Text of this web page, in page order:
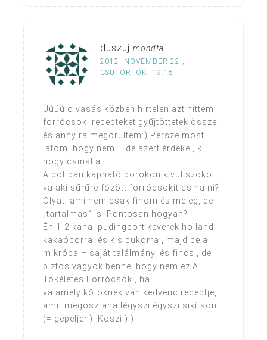
duszuj mondta
2012. NOVEMBER 22.,
CSÜTÖRTÖK, 19:15
Úúúú olvasás közben hirtelen azt hittem,
forrócsoki recepteket gyűjtöttetek össze,
és annyira megörültem:) Persze most
látom, hogy nem – de azért érdekel, ki
hogy csinálja.
A boltban kapható porokon kívül szokott
valaki sűrűre főzött forrócsokit csinálni?
Olyat, ami nem csak finom és meleg, de
„tartalmas” is. Pontosan hogyan?
Én 1-2 kanál pudingport keverek holland
kakaóporral és kis cukorral, majd be a
mikróba – saját találmány, és fincsi, de
biztos vagyok benne, hogy nem ez A
Tökéletes Forrócsoki, ha
valamelyikőtöknek van kedvenc receptje,
amit megosztana légyszilégyszi sikítson
(= gépeljen). Köszi:):)